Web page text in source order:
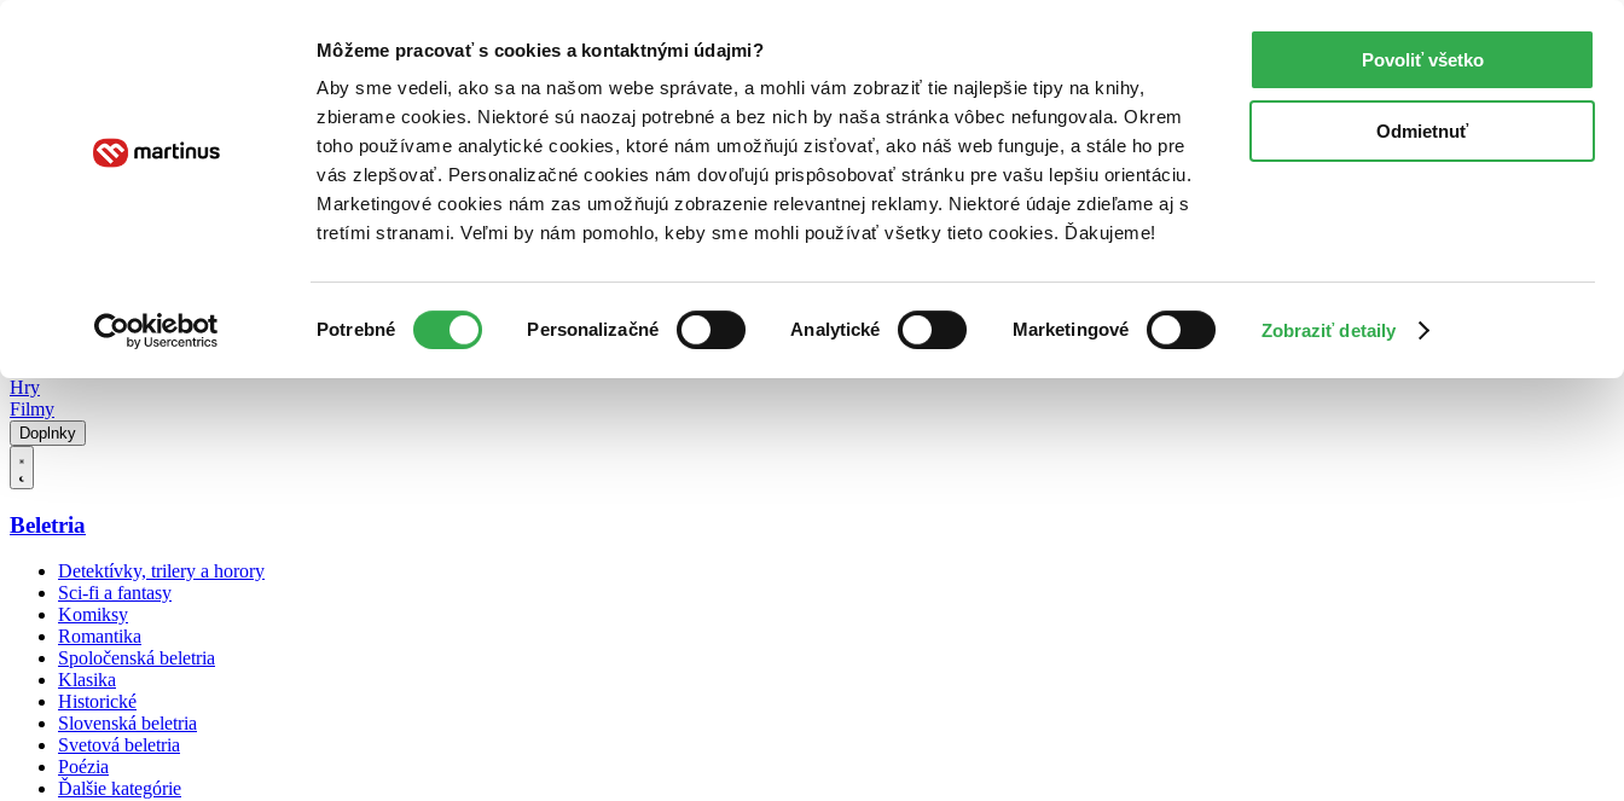
Môžeme pracovať s cookies a kontaktnými údajmi?
Aby sme vedeli, ako sa na našom webe správate, a mohli vám zobraziť tie najlepšie tipy na knihy,
zbierame cookies. Niektoré sú naozaj potrebné a bez nich by naša stránka vôbec nefungovala. Okrem
toho používame analytické cookies, ktoré nám umožňujú zisťovať, ako náš web funguje, a stále ho pre
vás zlepšovať. Personalizačné cookies nám dovoľujú prispôsobovať stránku pre vašu lepšiu orientáciu.
Marketingové cookies nám zas umožňujú zobrazenie relevantnej reklamy. Niektoré údaje zdieľame aj s
tretími stranami. Veľmi by nám pomohlo, keby sme mohli používať všetky tieto cookies. Ďakujeme!
súhlasu
Potrebné Personalizačné Analytické Marketingové Zobraziť detaily
Povoliť všetko
Odmietnuť
Poukážky Kontakt
Hry
Filmy
Doplnky
Beletria
Detektívky, trilery a horory
Sci-fi a fantasy
Komiksy
Romantika
Spoločenská beletria
Klasika
Historické
Slovenská beletria
Svetová beletria
Poézia
Ďalšie kategórie